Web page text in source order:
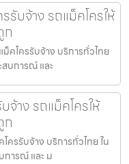
รับจ้าง รถแม็คโครให้
ก
ม็คโครรับจ้าง บริการทั่วไทย
บการณ์ และ
จ้าง รถแม็คโครให้
ก
โครรับจ้าง บริการทั่วไทย ใน
การณ์ และ ม